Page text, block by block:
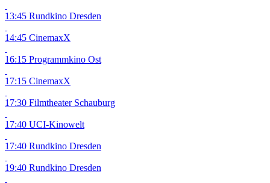
13:45 Rundkino Dresden
14:45 CinemaxX
16:15 Programmkino Ost
17:15 CinemaxX
17:30 Filmtheater Schauburg
17:40 UCI-Kinowelt
17:40 Rundkino Dresden
19:40 Rundkino Dresden